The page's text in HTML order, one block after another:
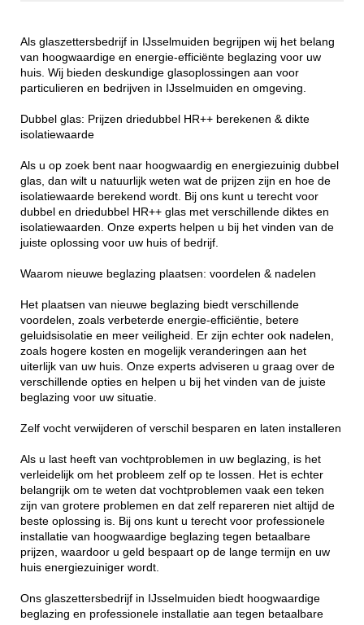
Als glaszettersbedrijf in IJsselmuiden begrijpen wij het belang
van hoogwaardige en energie-efficiënte beglazing voor uw
huis. Wij bieden deskundige glasoplossingen aan voor
particulieren en bedrijven in IJsselmuiden en omgeving.
Dubbel glas: Prijzen driedubbel HR++ berekenen & dikte
isolatiewaarde
Als u op zoek bent naar hoogwaardig en energiezuinig dubbel
glas, dan wilt u natuurlijk weten wat de prijzen zijn en hoe de
isolatiewaarde berekend wordt. Bij ons kunt u terecht voor
dubbel en driedubbel HR++ glas met verschillende diktes en
isolatiewaarden. Onze experts helpen u bij het vinden van de
juiste oplossing voor uw huis of bedrijf.
Waarom nieuwe beglazing plaatsen: voordelen & nadelen
Het plaatsen van nieuwe beglazing biedt verschillende
voordelen, zoals verbeterde energie-efficiëntie, betere
geluidsisolatie en meer veiligheid. Er zijn echter ook nadelen,
zoals hogere kosten en mogelijk veranderingen aan het
uiterlijk van uw huis. Onze experts adviseren u graag over de
verschillende opties en helpen u bij het vinden van de juiste
beglazing voor uw situatie.
Zelf vocht verwijderen of verschil besparen en laten installeren
Als u last heeft van vochtproblemen in uw beglazing, is het
verleidelijk om het probleem zelf op te lossen. Het is echter
belangrijk om te weten dat vochtproblemen vaak een teken
zijn van grotere problemen en dat zelf repareren niet altijd de
beste oplossing is. Bij ons kunt u terecht voor professionele
installatie van hoogwaardige beglazing tegen betaalbare
prijzen, waardoor u geld bespaart op de lange termijn en uw
huis energiezuiniger wordt.
Ons glaszettersbedrijf in IJsselmuiden biedt hoogwaardige
beglazing en professionele installatie aan tegen betaalbare